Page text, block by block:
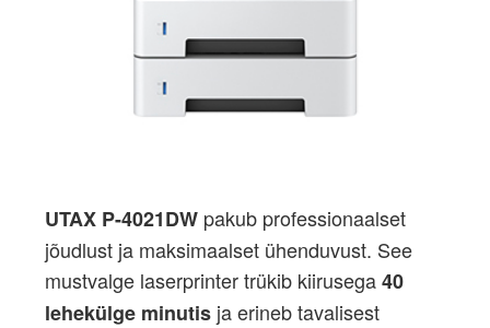
UTAX P-4021DW pakub professionaalset
jõudlust ja maksimaalset ühenduvust. See
mustvalge laserprinter trükib kiirusega40
lehekülge minutis ja erineb tavalisest